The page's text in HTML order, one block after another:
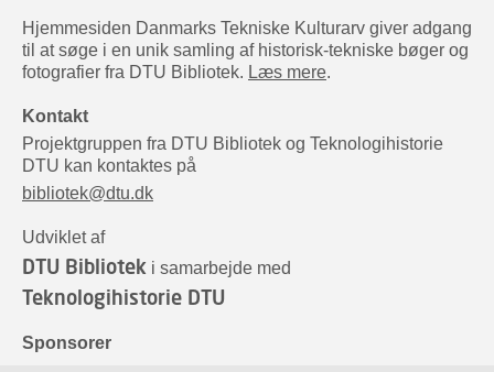
Hjemmesiden Danmarks Tekniske Kulturarv giver adgang
til at søge i en unik samling af historisk-tekniske bøger og
fotografier fra DTU Bibliotek. Læs mere.
Kontakt
Projektgruppen fra DTU Bibliotek og Teknologihistorie
DTU kan kontaktes på
bibliotek@dtu.dk
Udviklet af
DTU Bibliotek i samarbejde med
Teknologihistorie DTU
Sponsorer